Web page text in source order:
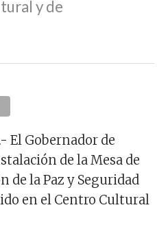
y de
El Gobernador de
de la Mesa de
de la Paz y Seguridad
en el Centro Cultural